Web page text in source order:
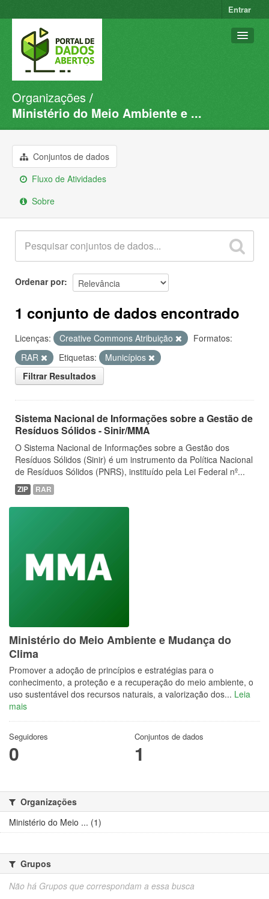
Entrar
Conjuntos de dados
Organizações
Sobre
Organizações
Ministério do Meio Ambiente e ...
Conjuntos de dados
Fluxo de Atividades
Sobre
Ordenar por
1 conjunto de dados encontrado
Licenças: Creative Commons Atribuição
Formatos:
RAR
Etiquetas:
Municípios
Filtrar Resultados
Sistema Nacional de Informações sobre a Gestão de
Resíduos Sólidos - Sinir/MMA
O Sistema Nacional de Informações sobre a Gestão dos
Resíduos Sólidos (Sinir) é um instrumento da Política Nacional
de Resíduos Sólidos (PNRS), instituído pela Lei Federal nº...
ZIP RAR
Ministério do Meio Ambiente e Mudança do
Clima
Promover a adoção de princípios e estratégias para o
conhecimento, a proteção e a recuperação do meio ambiente, o
uso sustentável dos recursos naturais, a valorização dos... Leia
mais
Seguidores
0
Conjuntos de dados
1
Organizações
Ministério do Meio ... (1)
Grupos
Não há Grupos que correspondam a essa busca